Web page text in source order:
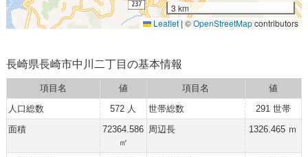
3 km
Leaflet | ©OpenStreetMapcontributors
長崎県長崎市中川二丁目の基本情報
項目名 値 項目名
値
人口総数
572 人 世帯総数
291 世帯
面積
72364.586
㎡
周辺長 1326.465 ｍ